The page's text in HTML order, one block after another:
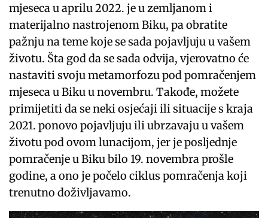
mjeseca u aprilu 2022. je u zemljanom i
materijalno nastrojenom Biku, pa obratite
pažnju na teme koje se sada pojavljuju u vašem
životu. Šta god da se sada odvija, vjerovatno će
nastaviti svoju metamorfozu pod pomračenjem
mjeseca u Biku u novembru. Takođe, možete
primijetiti da se neki osjećaji ili situacije s kraja
2021. ponovo pojavljuju ili ubrzavaju u vašem
životu pod ovom lunacijom, jer je posljednje
pomračenje u Biku bilo 19. novembra prošle
godine, a ono je počelo ciklus pomračenja koji
trenutno doživljavamo.